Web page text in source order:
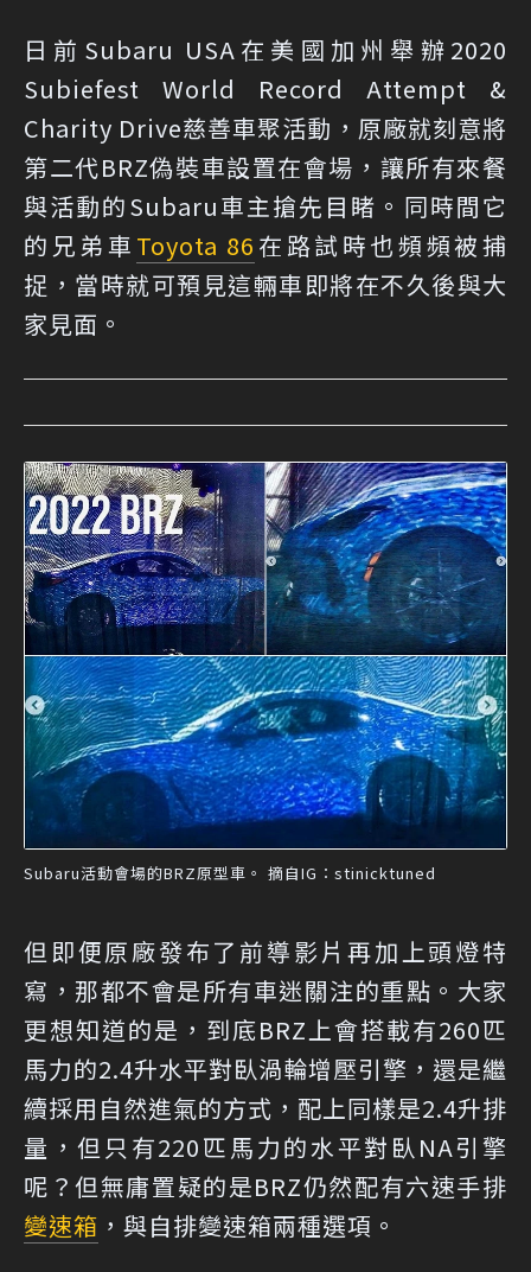
日前Subaru USA在美國加州舉辦2020
Subiefest World Record Attempt &
Charity Drive慈善車聚活動，原廠就刻意將
第二代BRZ偽裝車設置在會場，讓所有來餐
與活動的Subaru車主搶先目睹。同時間它
的兄弟車 Toyota 86 在路試時也頻頻被捕
捉，當時就可預見這輛車即將在不久後與大
家見面。
Subaru活動會場的BRZ原型車。 摘自IG：stinicktuned
但即便原廠發布了前導影片再加上頭燈特
寫，那都不會是所有車迷關注的重點。大家
更想知道的是，到底BRZ上會搭載有260匹
馬力的2.4升水平對臥渦輪增壓引擎，還是繼
續採用自然進氣的方式，配上同樣是2.4升排
量，但只有220匹馬力的水平對臥NA引擎
呢？但無庸置疑的是BRZ仍然配有六速手排
變速箱 ，與自排變速箱兩種選項。